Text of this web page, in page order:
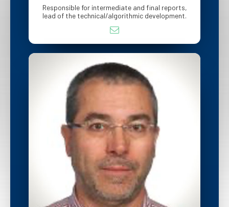
Responsible for intermediate and final reports,
lead of the technical/algorithmic development.